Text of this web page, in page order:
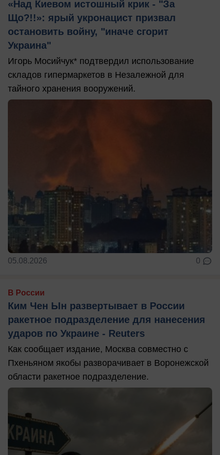
«Над Киевом истошный крик - "За
Що?!!»: ярый укронацист призвал
остановить войну, "иначе сгорит
Украина"
Игорь Мосийчук* подтвердил использование
складов гипермаркетов в Незалежной для
тайного хранения вооружений.
05.08.2026 0
В России
Ким Чен Ын развертывает в России
ракетное подразделение для нанесения
ударов по Украине - Reuters
Как сообщает издание, Москва совместно с
Пхеньяном якобы разворачивает в Воронежской
области ракетное подразделение.